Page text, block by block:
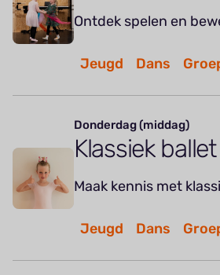
Ontdek spelen en
Jeugd Dans
Donderdag (middag)
Klassiek
Maak kennis met
Jeugd Dans